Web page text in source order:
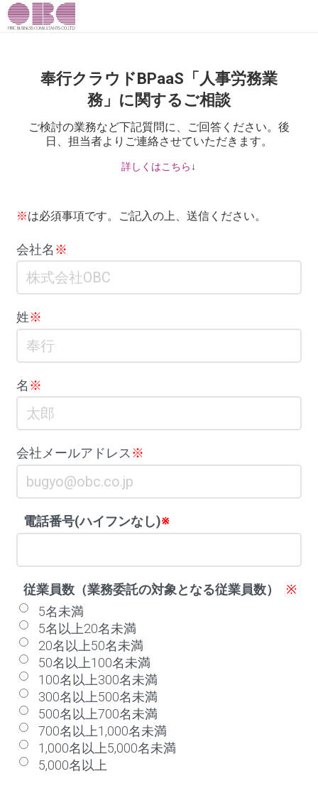
奉行クラウドBPaaS「人事労務業
務」に関するご相談
ご検討の業務など下記質問に、ご回答ください。後
日、担当者よりご連絡させていただきます。
詳しくはこちら ↓
※は必須事項です。ご記入の上、送信ください。
会社名 ※
姓※
名 ※
会社メールアドレス※
電話番号(ハイフンなし)※
従業員数（業務委託の対象となる従業員数）
※
5名未満
5名以上20名未満
20名以上50名未満
50名以上100名未満
100名以上300名未満
300名以上500名未満
500名以上700名未満
700名以上1,000名未満
1,000名以上5,000名未満
5,000名以上